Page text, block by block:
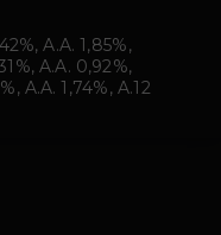
A.A. 1,85%,
A.A. 0,92%,
A.A. 1,74%, A.12